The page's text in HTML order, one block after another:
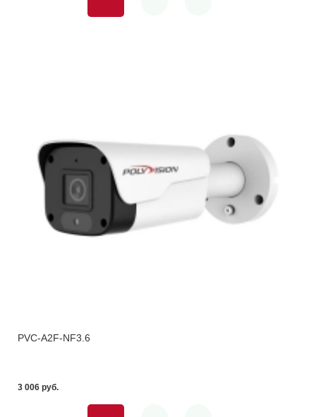
PVC-A2F-NF3.6
3 006 pуб.